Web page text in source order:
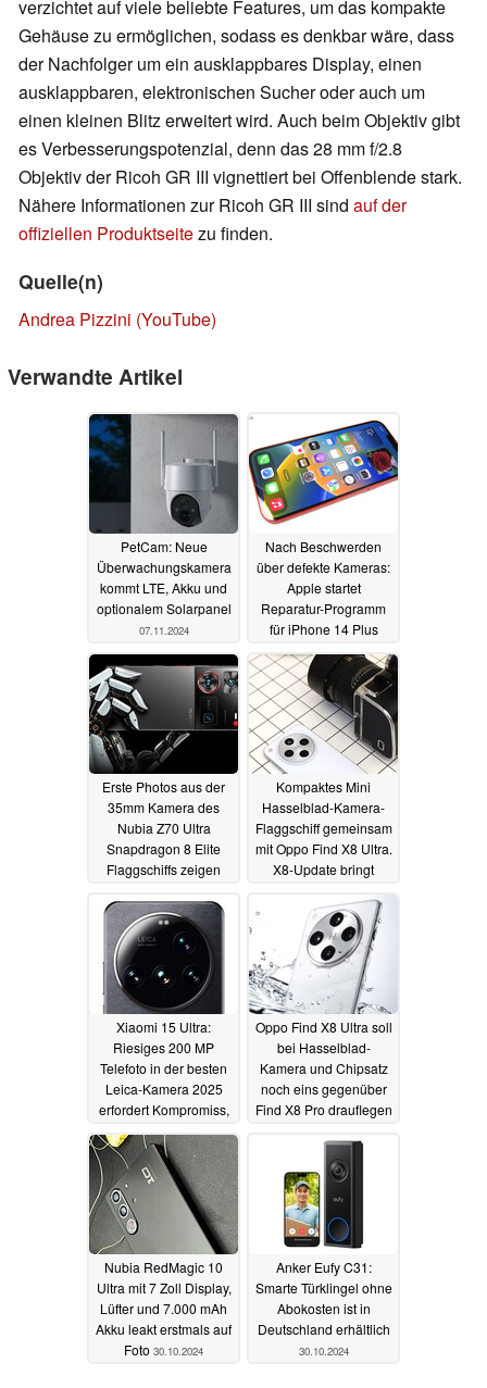
verzichtet auf viele beliebte Features, um das kompakte
Gehäuse zu ermöglichen, sodass es denkbar wäre, dass
der Nachfolger um ein ausklappbares Display, einen
ausklappbaren, elektronischen Sucher oder auch um
einen kleinen Blitz erweitert wird. Auch beim Objektiv gibt
es Verbesserungspotenzial, denn das 28 mm f/2.8
Objektiv der Ricoh GR III vignettiert bei Offenblende stark.
Nähere Informationen zur Ricoh GR III sind auf der
offiziellen Produktseitezu finden.
Quelle(n)
Andrea Pizzini (YouTube)
Verwandte Artikel
PetCam: Neue
Überwachungskamera
kommt LTE, Akku und
optionalem Solarpanel
07.11.2024
Nach Beschwerden
über defekte Kameras:
Apple startet
Reparatur-Programm
für iPhone 14 Plus
04.11.2024
Erste Photos aus der
35mm Kamera des
Nubia Z70 Ultra
Snapdragon 8 Elite
Flaggschiffs zeigen
03.11.2024
Kompaktes Mini
Hasselblad-Kamera-
Flaggschiff gemeinsam
mit Oppo Find X8 Ultra.
X8-Update bringt
03.11.2024
Xiaomi 15 Ultra:
Riesiges 200 MP
Telefoto in der besten
Leica-Kamera 2025
erfordert Kompromiss,
laut Sensor-Leak
31.10.2024
Oppo Find X8 Ultra soll
bei Hasselblad-
Kamera und Chipsatz
noch eins gegenüber
Find X8 Pro drauflegen
Nubia RedMagic 10
Ultra mit 7 Zoll Display,
Lüfter und 7.000 mAh
Akku leakt erstmals auf
Foto 30.10.2024
Anker Eufy C31:
Smarte Türklingel ohne
Abokosten ist in
Deutschland erhältlich
30.10.2024